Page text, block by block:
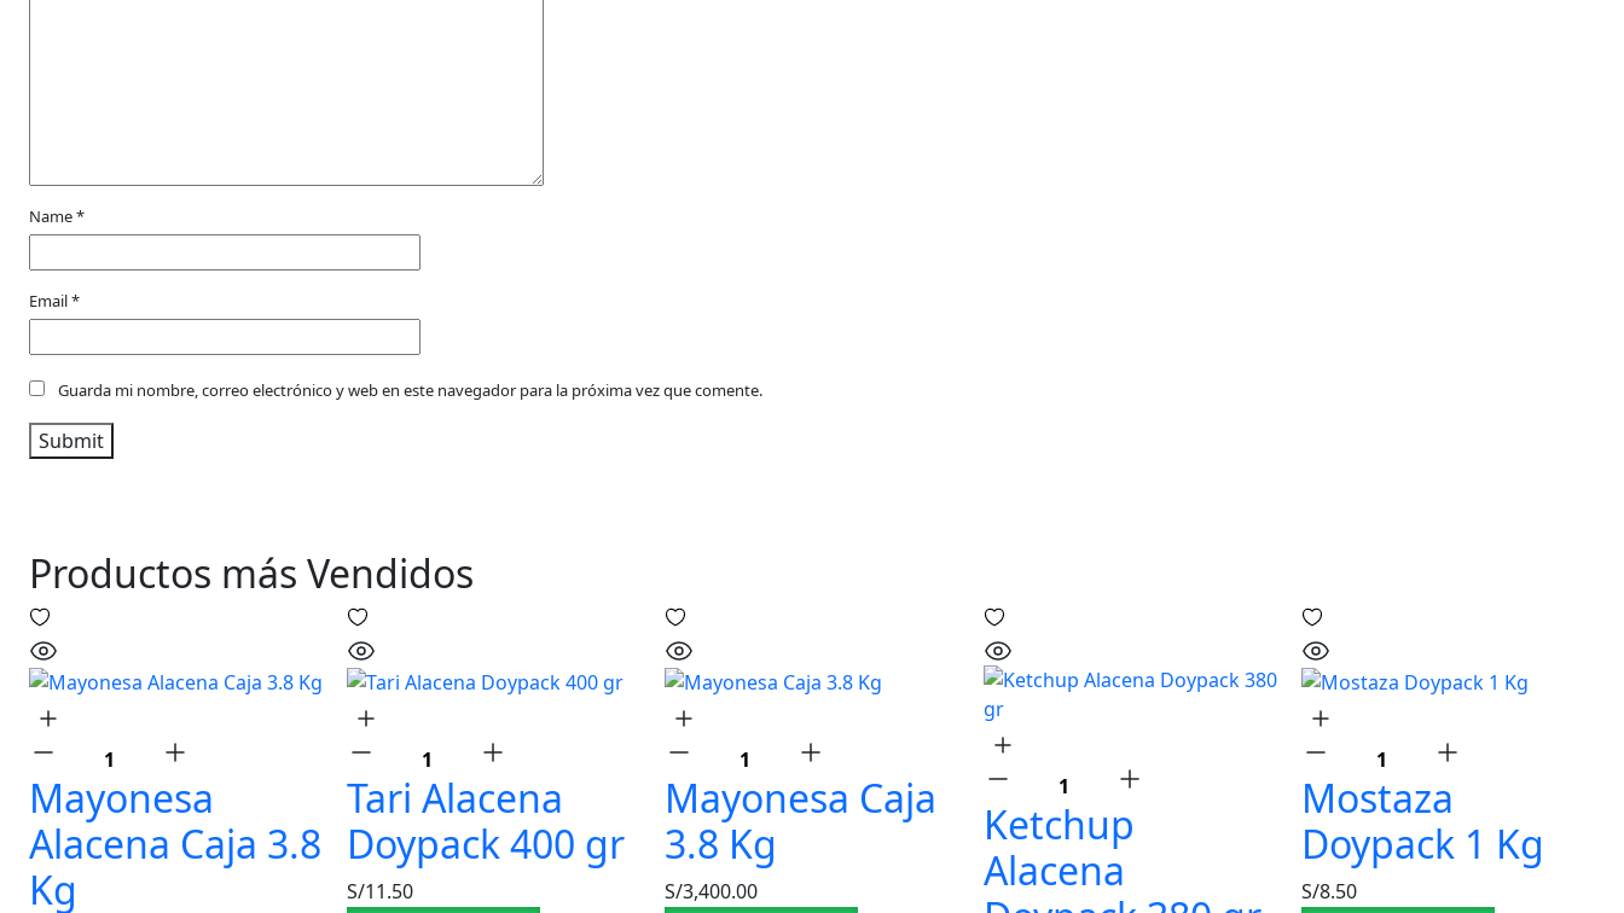
Name*
Email*
Guarda mi nombre, correo electrónico y web en este navegador para la próxima vez que comente.
Productos más Vendidos
Mayonesa
Alacena Caja 3.8
Kg
Tari Alacena
Doypack 400 gr
S/11.50
Mayonesa Caja
3.8 Kg
S/3,400.00
Ketchup
Alacena
Mostaza
Doypack 1 Kg
S/8.50